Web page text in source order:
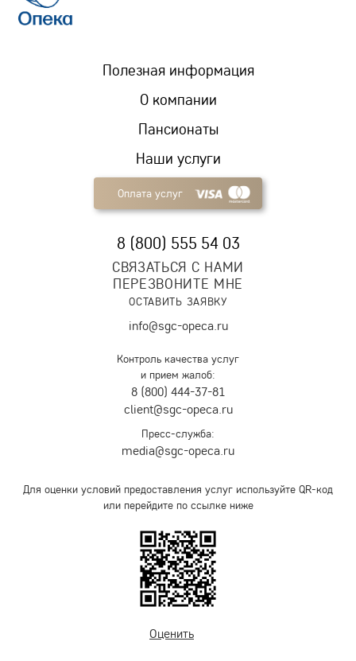
Пансионаты
Наши услуги
Полезная информация
О компании
Оплата услуг
8 (800) 555 54 03
СВЯЗАТЬСЯ С НАМИ
ПЕРЕЗВОНИТЕ МНЕ
ОСТАВИТЬ ЗАЯВКУ
info@sgc-opeca.ru
Контроль качества услуг
и прием жалоб:
8 (800) 444-37-81
client@sgc-opeca.ru
Пресс-служба:
media@sgc-opeca.ru
Для оценки условий предоставления услуг используйте QR-код
или перейдите по ссылке ниже
Оценить